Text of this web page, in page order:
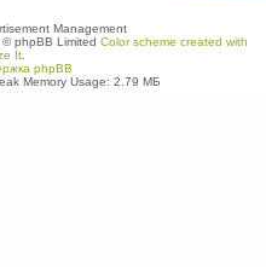
Management
phpBB Limited Color scheme created with
It.
phpBB
Memory Usage: 2.79 МБ